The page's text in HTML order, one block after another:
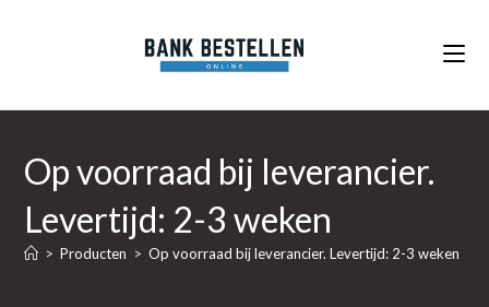
Op voorraad bij leverancier.
Levertijd: 2-3 weken
> Producten > Op voorraad bij leverancier. Levertijd: 2-3 weken